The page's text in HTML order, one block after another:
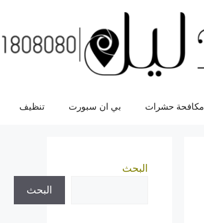
مكافحة حشرات بي ان سبورت تنظيف
البحث
البحث